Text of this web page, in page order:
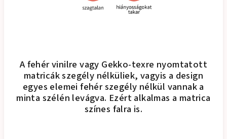
A fehér vinilre vagy Gekko-texre nyomtatott
matricák szegély nélküliek, vagyis a design
egyes elemei fehér szegély nélkül vannak a
minta szélén levágva. Ezért alkalmas a matrica
színes falra is.